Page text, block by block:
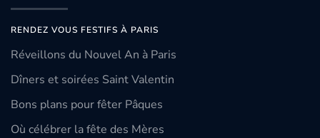
RENDEZ VOUS FESTIFS À PARIS
Réveillons du Nouvel An à Paris
Dîners et soirées Saint Valentin
Bons plans pour fêter Pâques
Où célébrer la fête des Mères